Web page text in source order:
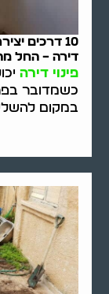
10 דרכים
דירה – החל
פינוי דירה
כשמדובר
במקום